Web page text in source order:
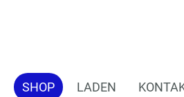
SHOP LADEN